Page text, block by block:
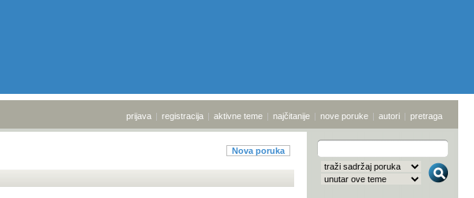
prijava | registracija | aktivne teme | najčitanije | nove poruke | autori | pretraga
Nova poruka